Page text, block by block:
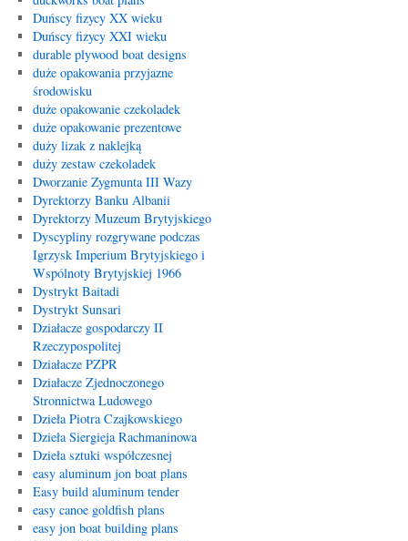
Duńscy fizycy XX wieku
Duńscy fizycy XXI wieku
durable plywood boat designs
duże opakowania przyjazne
środowisku
duże opakowanie czekoladek
duże opakowanie prezentowe
duży lizak z naklejką
duży zestaw czekoladek
Dworzanie Zygmunta III Wazy
Dyrektorzy Banku Albanii
Dyrektorzy Muzeum Brytyjskiego
Dyscypliny rozgrywane podczas
Igrzysk Imperium Brytyjskiego i
Wspólnoty Brytyjskiej 1966
Dystrykt Baitadi
Dystrykt Sunsari
Działacze gospodarczy II
Rzeczypospolitej
Działacze PZPR
Działacze Zjednoczonego
Stronnictwa Ludowego
Dzieła Piotra Czajkowskiego
Dzieła Siergieja Rachmaninowa
Dzieła sztuki współczesnej
easy aluminum jon boat plans
Easy build aluminum tender
easy canoe goldfish plans
easy jon boat building plans